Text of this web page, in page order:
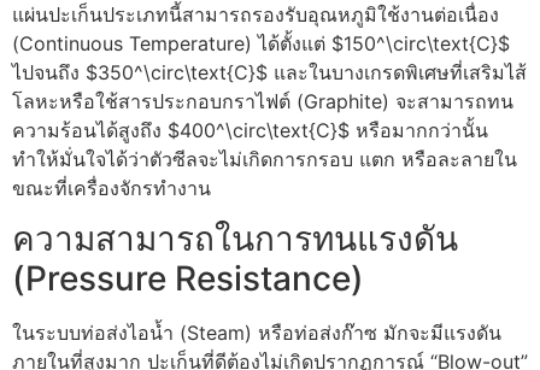
แผ่นปะเก็นประเภทนี้สามารถรองรับอุณหภูมิใช้งานต่อเนื่อง
(Continuous Temperature) ได้ตั้งแต่ $150^\circ\text{C}$
ไปจนถึง $350^\circ\text{C}$ และในบางเกรดพิเศษที่เสริมไส้
โลหะหรือใช้สารประกอบกราไฟต์ (Graphite) จะสามารถทน
ความร้อนได้สูงถึง $400^\circ\text{C}$ หรือมากกว่านั้น
ทำให้มั่นใจได้ว่าตัวซีลจะไม่เกิดการกรอบ แตก หรือละลายใน
ขณะที่เครื่องจักรทำงาน
ความสามารถในการทนแรงดัน
(Pressure Resistance)
ในระบบท่อส่งไอน้ำ (Steam) หรือท่อส่งก๊าซ มักจะมีแรงดัน
ภายในที่สูงมาก ปะเก็นที่ดีต้องไม่เกิดปรากฏการณ์ “Blow-out”